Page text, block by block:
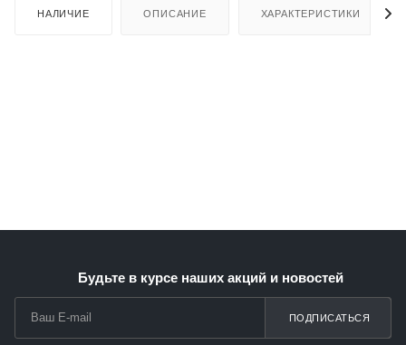
НАЛИЧИЕ ОПИСАНИЕ ХАРАКТЕРИСТИКИ
Будьте в курсе наших акций и новостей
ПОДПИСАТЬСЯ